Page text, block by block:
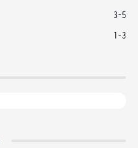
3-5
1-3